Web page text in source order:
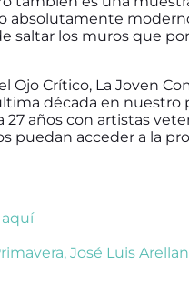
absolutamente
saltar los muros que
Crítico, La Joven
década en nuestro
años con artistas
puedan acceder a la
aquí
, José Luis